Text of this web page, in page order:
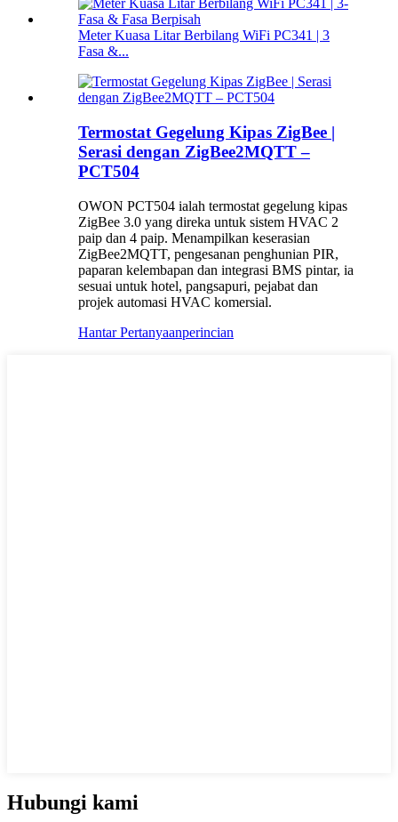
Meter Kuasa Litar Berbilang WiFi PC341 | 3
Fasa &...
Termostat Gegelung Kipas ZigBee |
Serasi dengan ZigBee2MQTT –
PCT504
OWON PCT504 ialah termostat gegelung kipas
ZigBee 3.0 yang direka untuk sistem HVAC 2
paip dan 4 paip. Menampilkan keserasian
ZigBee2MQTT, pengesanan penghunian PIR,
paparan kelembapan dan integrasi BMS pintar, ia
sesuai untuk hotel, pangsapuri, pejabat dan
projek automasi HVAC komersial.
Hantar Pertanyaanperincian
Hubungi kami